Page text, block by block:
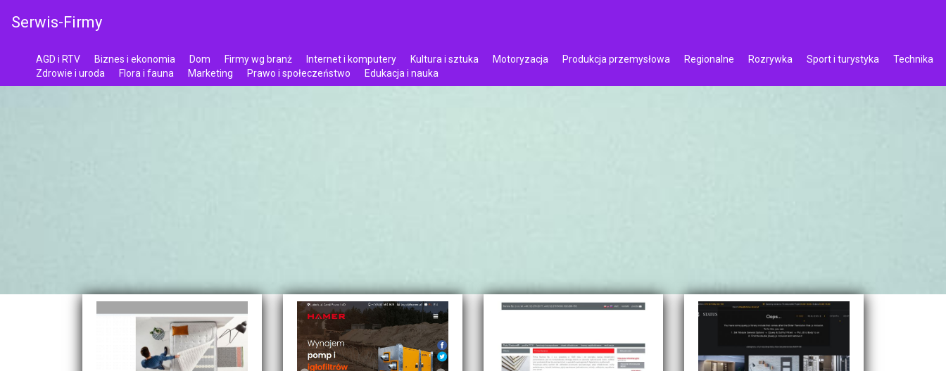
Serwis-Firmy
AGD i RTV Biznes i ekonomia Dom Firmy wg branż Internet i komputery Kultura i sztuka Motoryzacja Produkcja przemysłowa Regionalne Rozrywka Sport i turystyka
Technika
Zdrowie i uroda
Flora i fauna Marketing Prawo i społeczeństwo Edukacja i nauka